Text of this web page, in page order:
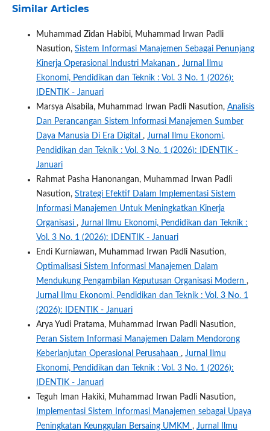
Similar Articles
Muhammad Zidan Habibi, Muhammad Irwan Padli
Nasution, Sistem Informasi Manajemen Sebagai Penunjang
Kinerja Operasional Industri Makanan , Jurnal Ilmu
Ekonomi, Pendidikan dan Teknik : Vol. 3 No. 1 (2026):
IDENTIK - Januari
Marsya Alsabila, Muhammad Irwan Padli Nasution, Analisis
Dan Perancangan Sistem Informasi Manajemen Sumber
Daya Manusia Di Era Digital , Jurnal Ilmu Ekonomi,
Pendidikan dan Teknik : Vol. 3 No. 1 (2026): IDENTIK -
Januari
Rahmat Pasha Hanonangan, Muhammad Irwan Padli
Nasution, Strategi Efektif Dalam Implementasi Sistem
Informasi Manajemen Untuk Meningkatkan Kinerja
Organisasi , Jurnal Ilmu Ekonomi, Pendidikan dan Teknik :
Vol. 3 No. 1 (2026): IDENTIK - Januari
Endi Kurniawan, Muhammad Irwan Padli Nasution,
Optimalisasi Sistem Informasi Manajemen Dalam
Mendukung Pengambilan Keputusan Organisasi Modern ,
Jurnal Ilmu Ekonomi, Pendidikan dan Teknik : Vol. 3 No. 1
(2026): IDENTIK - Januari
Arya Yudi Pratama, Muhammad Irwan Padli Nasution,
Peran Sistem Informasi Manajemen Dalam Mendorong
Keberlanjutan Operasional Perusahaan , Jurnal Ilmu
Ekonomi, Pendidikan dan Teknik : Vol. 3 No. 1 (2026):
IDENTIK - Januari
Teguh Iman Hakiki, Muhammad Irwan Padli Nasution,
Implementasi Sistem Informasi Manajemen sebagai Upaya
Peningkatan Keunggulan Bersaing UMKM , Jurnal Ilmu